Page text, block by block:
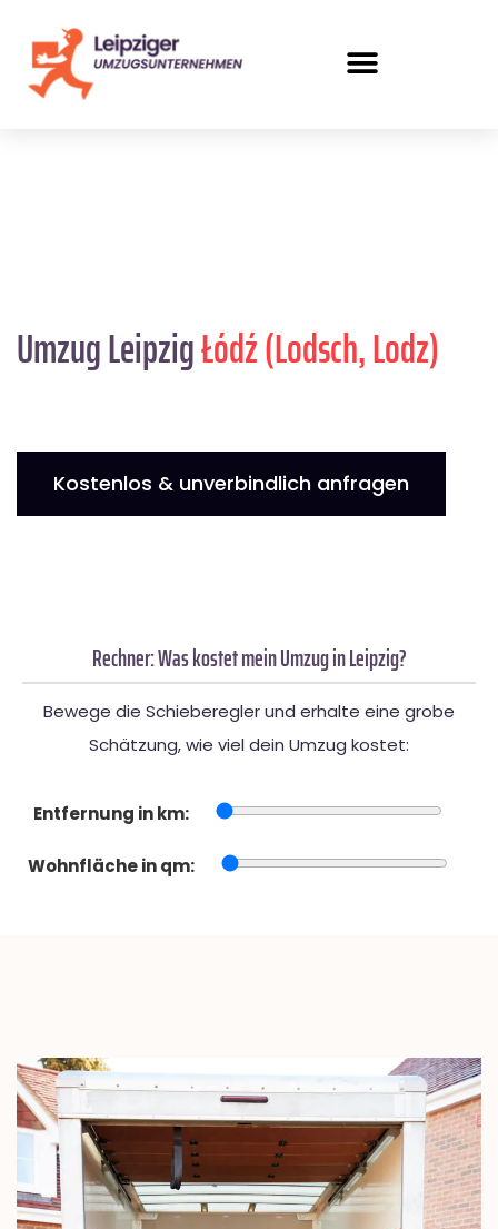
Umzug LeipzigŁódź (Lodsch, Lodz)
Kostenlos & unverbindlich anfragen
Rechner: Was kostet mein Umzug in Leipzig?
Bewege die Schieberegler und erhalte eine grobe
Schätzung, wie viel dein Umzug kostet:
Entfernung in km:
Wohnfläche in qm: